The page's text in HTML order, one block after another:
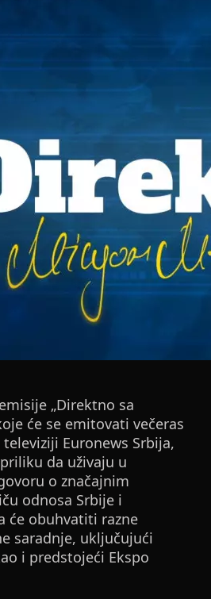
„Direktno sa
će se emitovati večeras
televiziji Euronews Srbija,
da uživaju u
o značajnim
odnosa Srbije i
će obuhvatiti razne
saradnje, uključujući
i predstojeći Ekspo